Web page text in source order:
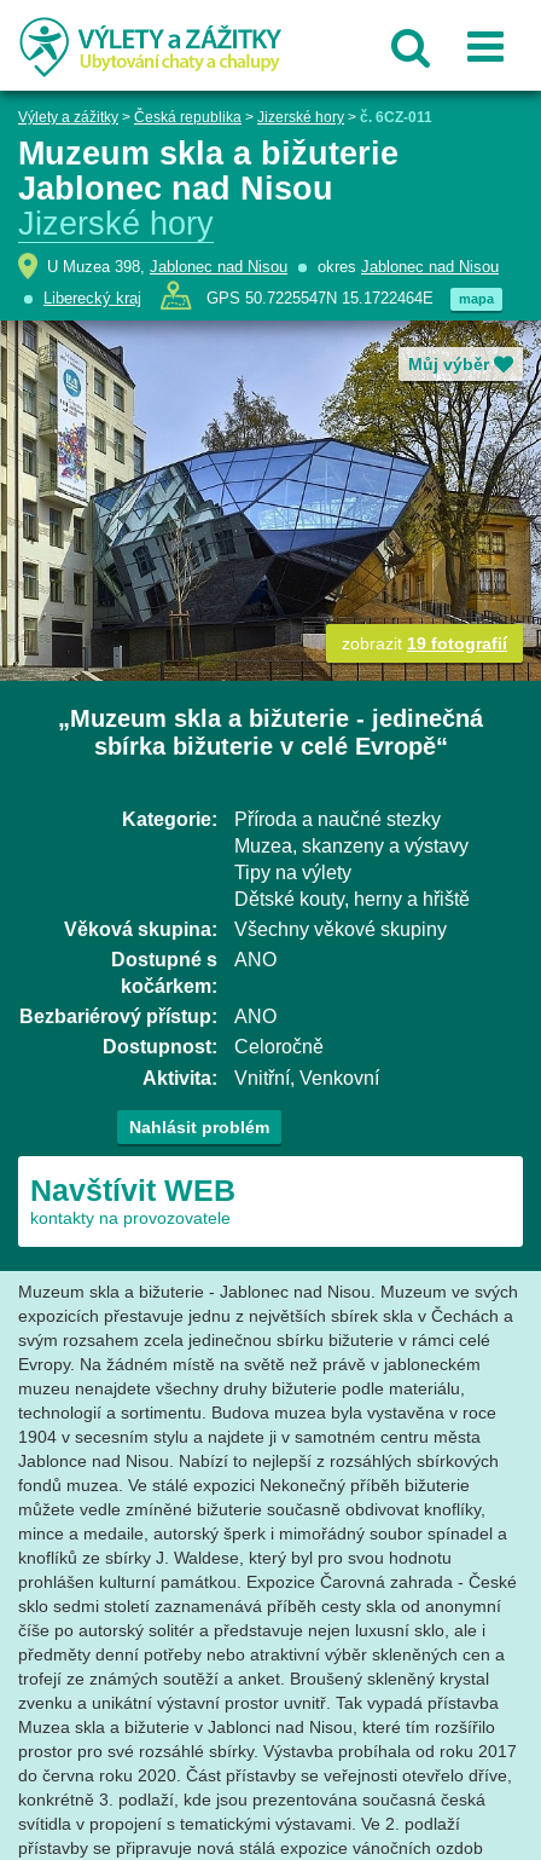
Výlety a zážitky > Česká republika > Jizerské hory > č. 6CZ-011
Muzeum skla a bižuterie
Jablonec nad Nisou
Jizerské hory
U Muzea 398, Jablonec nad Nisou okres Jablonec nad Nisou
Liberecký kraj
GPS 50.7225547N 15.1722464E mapa
Můj výběr
zobrazit 19 fotografií
„Muzeum skla a bižuterie - jedinečná
sbírka bižuterie v celé Evropě“
Kategorie:
Příroda a naučné stezky
Muzea, skanzeny a výstavy
Tipy na výlety
Dětské kouty, herny a hřiště
Věková skupina:
Všechny věkové skupiny
Dostupné s
kočárkem:
ANO
Bezbariérový přístup:
ANO
Dostupnost:
Celoročně
Aktivita:
Vnitřní, Venkovní
Nahlásit problém
Navštívit WEB
kontakty na provozovatele
Muzeum skla a bižuterie - Jablonec nad Nisou. Muzeum ve svých
expozicích přestavuje jednu z největších sbírek skla v Čechách a
svým rozsahem zcela jedinečnou sbírku bižuterie v rámci celé
Evropy. Na žádném místě na světě než právě v jabloneckém
muzeu nenajdete všechny druhy bižuterie podle materiálu,
technologií a sortimentu. Budova muzea byla vystavěna v roce
1904 v secesním stylu a najdete ji v samotném centru města
Jablonce nad Nisou. Nabízí to nejlepší z rozsáhlých sbírkových
fondů muzea. Ve stálé expozici Nekonečný příběh bižuterie
můžete vedle zmíněné bižuterie současně obdivovat knoflíky,
mince a medaile, autorský šperk i mimořádný soubor spínadel a
knoflíků ze sbírky J. Waldese, který byl pro svou hodnotu
prohlášen kulturní památkou. Expozice Čarovná zahrada - České
sklo sedmi století zaznamenává příběh cesty skla od anonymní
číše po autorský solitér a představuje nejen luxusní sklo, ale i
předměty denní potřeby nebo atraktivní výběr skleněných cen a
trofejí ze známých soutěží a anket. Broušený skleněný krystal
zvenku a unikátní výstavní prostor uvnitř. Tak vypadá přístavba
Muzea skla a bižuterie v Jablonci nad Nisou, které tím rozšířilo
prostor pro své rozsáhlé sbírky. Výstavba probíhala od roku 2017
do června roku 2020. Část přístavby se veřejnosti otevřelo dříve,
konkrétně 3. podlaží, kde jsou prezentována současná česká
svítidla v propojení s tematickými výstavami. Ve 2. podlaží
přístavby se připravuje nová stálá expozice vánočních ozdob